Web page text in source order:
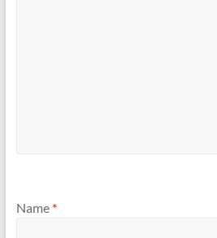
Name *